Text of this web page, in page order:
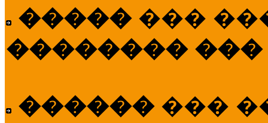
����� ���
��������
������ ���